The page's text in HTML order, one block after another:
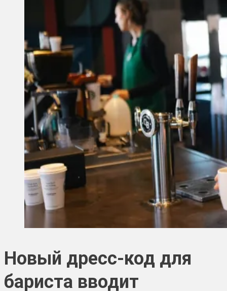
Новый дресс-код для
бариста вводит